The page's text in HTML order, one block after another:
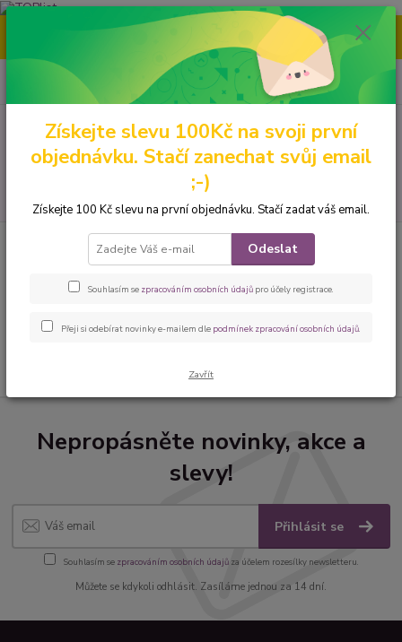
Nenašli jste tu pravou grafiku? Mám jich mnohem víc – napište mi a
společně vybereme tu pravou. 🐾
Menu
CZK 0 Kč
Peněženky Malé Zipové
Zipové
V této kategorii nebylo nalezeno žádné zboží.
Nepropásněte novinky, akce a
slevy!
Přihlásit se
Souhlasím se zpracováním osobních údajůza účelem rozesílky newsletteru.
Můžete se kdykoli odhlásit. Zasíláme jednou za 14 dní.
Získejte slevu 100Kč na svoji první
objednávku. Stačí zanechat svůj email
;-)
Získejte 100 Kč slevu na první objednávku. Stačí zadat váš email.
Odeslat
Souhlasím se zpracováním osobních údajů pro účely registrace.
Přeji si odebírat novinky e-mailem dle podmínek zpracování osobních údajů
Zavřít